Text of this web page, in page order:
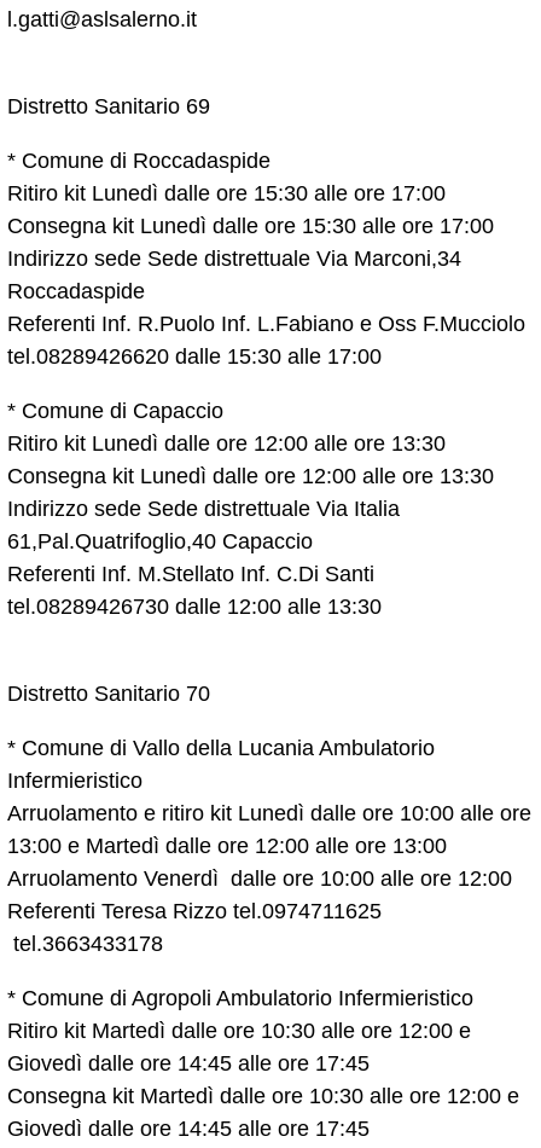
l.gatti@aslsalerno.it
Distretto Sanitario 69
* Comune di Roccadaspide
Ritiro kit Lunedì dalle ore 15:30 alle ore 17:00
Consegna kit Lunedì dalle ore 15:30 alle ore 17:00
Indirizzo sede Sede distrettuale Via Marconi,34
Roccadaspide
Referenti Inf. R.Puolo Inf. L.Fabiano e Oss F.Mucciolo
tel.08289426620 dalle 15:30 alle 17:00
* Comune di Capaccio
Ritiro kit Lunedì dalle ore 12:00 alle ore 13:30
Consegna kit Lunedì dalle ore 12:00 alle ore 13:30
Indirizzo sede Sede distrettuale Via Italia
61,Pal.Quatrifoglio,40 Capaccio
Referenti Inf. M.Stellato Inf. C.Di Santi
tel.08289426730 dalle 12:00 alle 13:30
Distretto Sanitario 70
* Comune di Vallo della Lucania Ambulatorio
Infermieristico
Arruolamento e ritiro kit Lunedì dalle ore 10:00 alle ore
13:00 e Martedì dalle ore 12:00 alle ore 13:00
Arruolamento Venerdì dalle ore 10:00 alle ore 12:00
Referenti Teresa Rizzo tel.0974711625
tel.3663433178
* Comune di Agropoli Ambulatorio Infermieristico
Ritiro kit Martedì dalle ore 10:30 alle ore 12:00 e
Giovedì dalle ore 14:45 alle ore 17:45
Consegna kit Martedì dalle ore 10:30 alle ore 12:00 e
Giovedì dalle ore 14:45 alle ore 17:45